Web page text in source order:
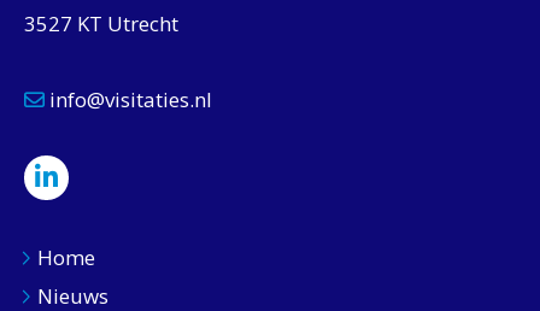
3527 KT Utrecht
info@visitaties.nl
Home
Nieuws